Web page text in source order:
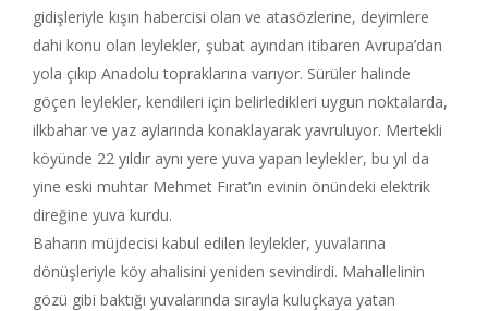
gidişleriyle kışın habercisi olan ve atasözlerine, deyimlere
dahi konu olan leylekler, şubat ayından itibaren Avrupa’dan
yola çıkıp Anadolu topraklarına varıyor. Sürüler halinde
göçen leylekler, kendileri için belirledikleri uygun noktalarda,
ilkbahar ve yaz aylarında konaklayarak yavruluyor. Mertekli
köyünde 22 yıldır aynı yere yuva yapan leylekler, bu yıl da
yine eski muhtar Mehmet Fırat’ın evinin önündeki elektrik
direğine yuva kurdu.
Baharın müjdecisi kabul edilen leylekler, yuvalarına
dönüşleriyle köy ahalisini yeniden sevindirdi. Mahallelinin
gözü gibi baktığı yuvalarında sırayla kuluçkaya yatan